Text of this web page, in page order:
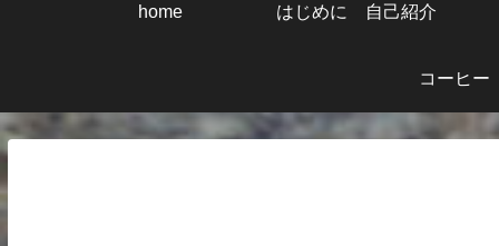
home はじめに 自己紹介
コーヒー